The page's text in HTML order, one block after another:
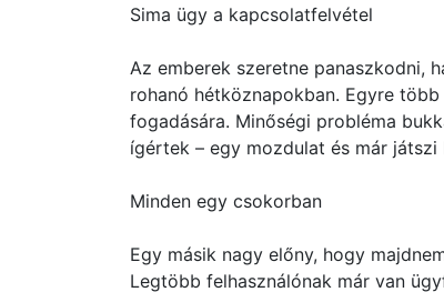
Sima ügy a kapcsolatfelvétel
Az emberek szeretne panaszkodni,
rohanó hétköznapokban. Egyre
fogadására. Minőségi probléma
ígértek – egy mozdulat és már
Minden egy csokorban
Egy másik nagy előny, hogy
Legtöbb felhasználónak már van